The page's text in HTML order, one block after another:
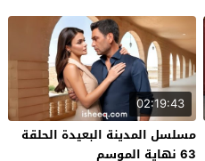
02:19:43
مسلسل المدينة البعيدة الحلقة
63 نهاية الموسم